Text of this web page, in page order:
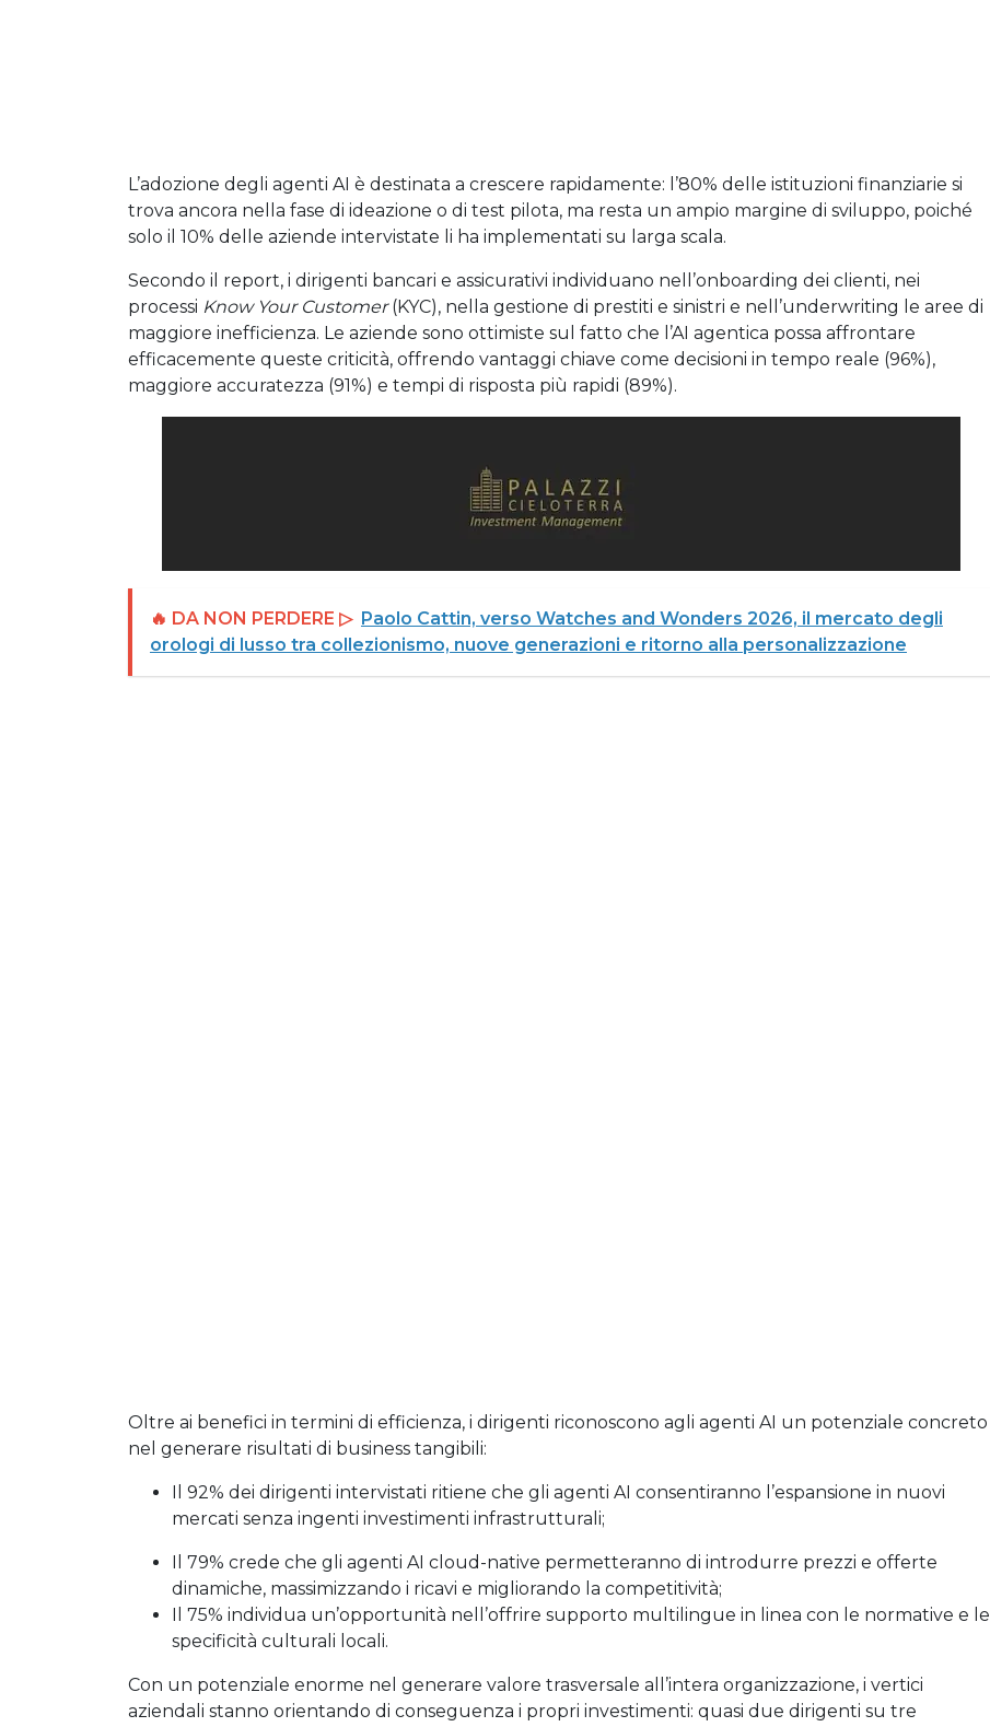
L’adozione degli agenti AI è destinata a crescere rapidamente: l’80% delle istituzioni finanziarie si
trova ancora nella fase di ideazione o di test pilota, ma resta un ampio margine di sviluppo, poiché
solo il 10% delle aziende intervistate li ha implementati su larga scala.
Secondo il report, i dirigenti bancari e assicurativi individuano nell’onboarding dei clienti, nei
processi Know Your Customer(KYC), nella gestione di prestiti e sinistri e nell’underwriting le aree di
maggiore inefficienza. Le aziende sono ottimiste sul fatto che l’AI agentica possa affrontare
efficacemente queste criticità, offrendo vantaggi chiave come decisioni in tempo reale (96%),
maggiore accuratezza (91%) e tempi di risposta più rapidi (89%).
🔥 DA NON PERDERE ▷ Paolo Cattin, verso Watches and Wonders 2026, il mercato degli
orologi di lusso tra collezionismo, nuove generazioni e ritorno alla personalizzazione
Oltre ai benefici in termini di efficienza, i dirigenti riconoscono agli agenti AI un potenziale concreto
nel generare risultati di business tangibili:
Il 92% dei dirigenti intervistati ritiene che gli agenti AI consentiranno l’espansione in nuovi
mercati senza ingenti investimenti infrastrutturali;
Il 79% crede che gli agenti AI cloud-native permetteranno di introdurre prezzi e offerte
dinamiche, massimizzando i ricavi e migliorando la competitività;
Il 75% individua un’opportunità nell’offrire supporto multilingue in linea con le normative e le
specificità culturali locali.
Con un potenziale enorme nel generare valore trasversale all’intera organizzazione, i vertici
aziendali stanno orientando di conseguenza i propri investimenti: quasi due dirigenti su tre